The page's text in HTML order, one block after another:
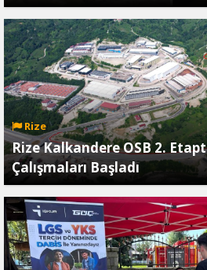
Rize
Rize Kalkandere OSB 2.
Çalışmaları Başladı